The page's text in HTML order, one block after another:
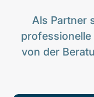
Als Partner
professionelle
von der